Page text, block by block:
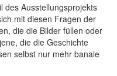
des Ausstellungsprojekts
mit diesen Fragen der
die die Bilder füllen oder
die die Geschichte
selbst nur mehr banale